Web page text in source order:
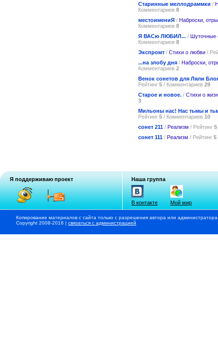
Старинные меллодраммки /
Комментариев 8
местоимениЯ / Наброски,
Комментариев 8
Я ВАСю ЛЮБИЛ... / Шуточные
Комментариев 8
Экспромт / Стихи о любви /
...на злобу дня / Наброски,
Комментариев 2
Венок сонетов для Ляли
Рейтинг 5 / Комментариев 29
Старое и новое. / Стихи о
3
Мильоны нас! Нас тьмы и
Рейтинг 5 / Комментариев 10
сонет 211 / Реализм / Рейтинг 5
сонет 111 / Реализм / Рейтинг 5
Я поддерживаю проект Наша группа
В контакте Мой мир
Копирование материалов с сайта только с разрешения автора или
Copyright 2008-2016 | связаться с администрацией